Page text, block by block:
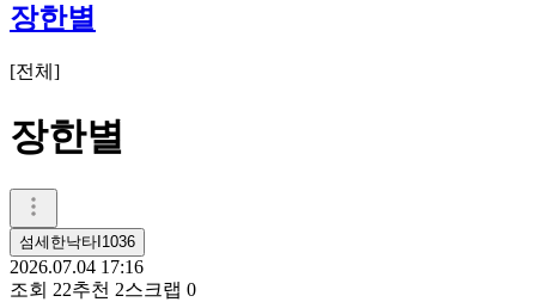
장한별
[전체 ]
장한별
섬세한낙타I1036
2026.07.04 17:16
조회 22추천 2스크랩 0